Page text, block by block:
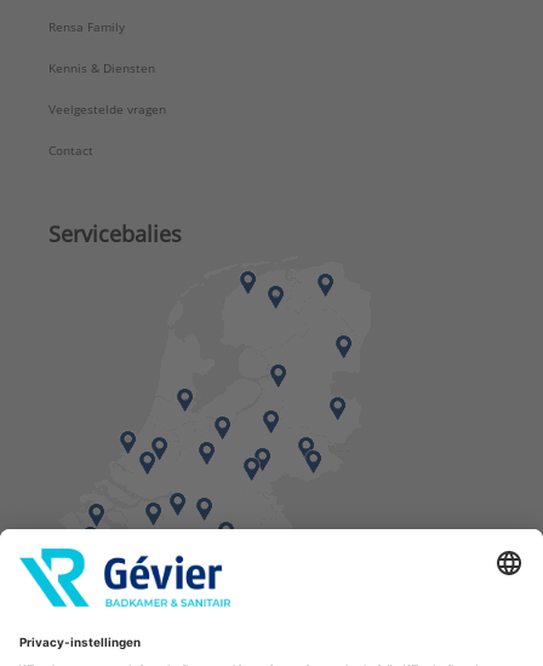
Rensa Family
Kennis & Diensten
Veelgestelde vragen
Contact
Servicebalies
Vind een balie in de buurt